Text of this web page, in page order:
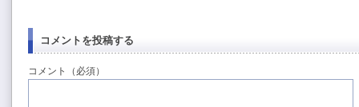
コメントを投稿する
コメント（必須）